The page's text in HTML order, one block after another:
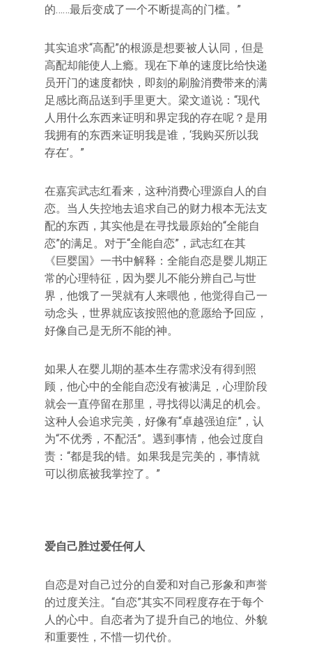
的……最后变成了一个不断提高的门槛。”
其实追求“高配”的根源是想要被人认同，但是
高配却能使人上瘾。现在下单的速度比给快递
员开门的速度都快，即刻的刷脸消费带来的满
足感比商品送到手里更大。梁文道说：“现代
人用什么东西来证明和界定我的存在呢？是用
我拥有的东西来证明我是谁，‘我购买所以我
存在’。”
在嘉宾武志红看来，这种消费心理源自人的自
恋。当人失控地去追求自己的财力根本无法支
配的东西，其实他是在寻找最原始的“全能自
恋”的满足。对于“全能自恋”，武志红在其
《巨婴国》一书中解释：全能自恋是婴儿期正
常的心理特征，因为婴儿不能分辨自己与世
界，他饿了一哭就有人来喂他，他觉得自己一
动念头，世界就应该按照他的意愿给予回应，
好像自己是无所不能的神。
如果人在婴儿期的基本生存需求没有得到照
顾，他心中的全能自恋没有被满足，心理阶段
就会一直停留在那里，寻找得以满足的机会。
这种人会追求完美，好像有“卓越强迫症”，认
为“不优秀，不配活”。遇到事情，他会过度自
责：“都是我的错。如果我是完美的，事情就
可以彻底被我掌控了。”
爱自己胜过爱任何人
自恋是对自己过分的自爱和对自己形象和声誉
的过度关注。“自恋”其实不同程度存在于每个
人的心中。自恋者为了提升自己的地位、外貌
和重要性，不惜一切代价。